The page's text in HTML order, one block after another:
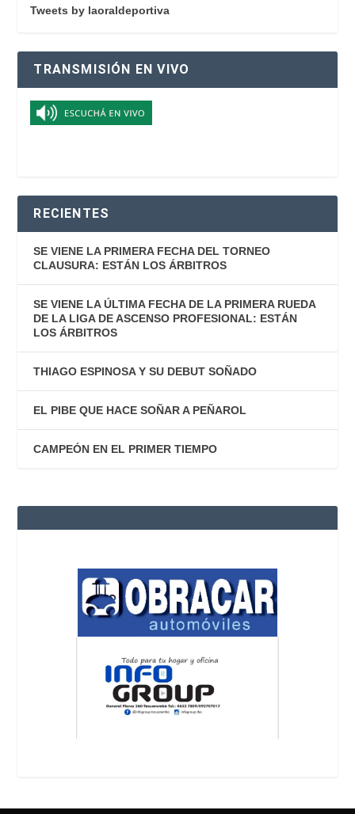
Tweets by laoraldeportiva
TRANSMISIÓN EN VIVO
RECIENTES
SE VIENE LA PRIMERA FECHA DEL TORNEO
CLAUSURA: ESTÁN LOS ÁRBITROS
SE VIENE LA ÚLTIMA FECHA DE LA PRIMERA RUEDA
DE LA LIGA DE ASCENSO PROFESIONAL: ESTÁN
LOS ÁRBITROS
THIAGO ESPINOSA Y SU DEBUT SOÑADO
EL PIBE QUE HACE SOÑAR A PEÑAROL
CAMPEÓN EN EL PRIMER TIEMPO